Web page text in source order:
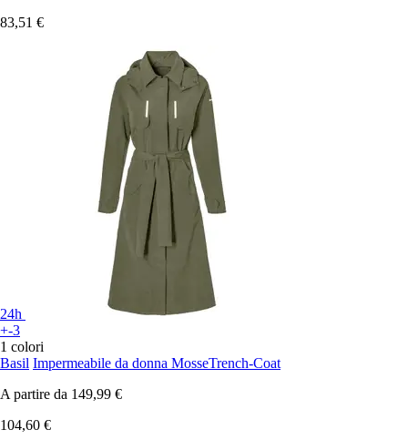
83,51 €
24h
+-3
1 colori
Basil Impermeabile da donna MosseTrench-Coat
A partire da 149,99 €
104,60 €